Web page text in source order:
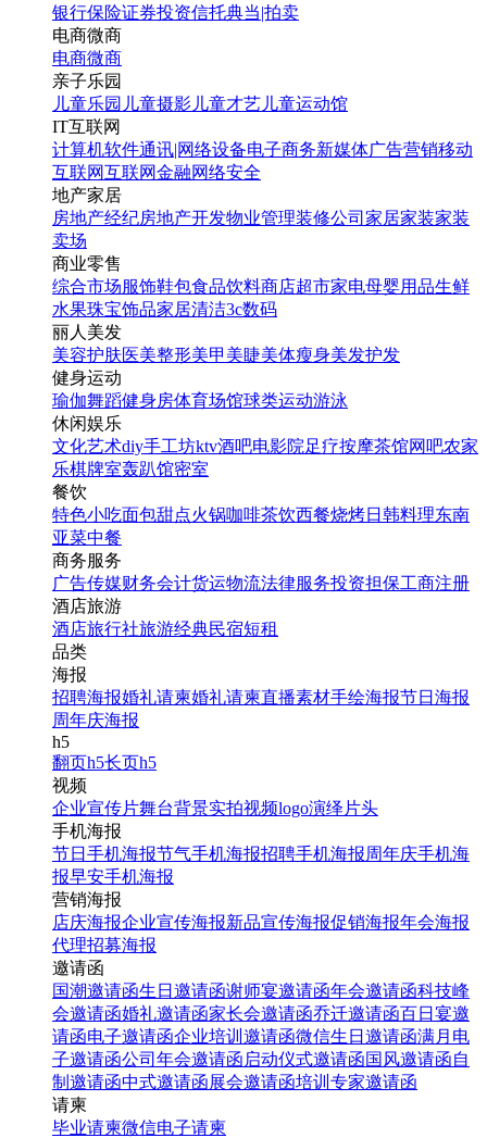
银行保险证券投资信托典当|拍卖
电商微商
电商微商
亲子乐园
儿童乐园 儿童摄影 儿童才艺 儿童运动馆
IT互联网
计算机软件通讯|网络设备电子商务新媒体广告营销移动
互联网互联网金融网络安全
地产家居
房地产经纪房地产开发物业管理装修公司 家居家装家装
卖场
商业零售
综合市场服饰鞋包食品饮料商店超市家电母婴用品生鲜
水果珠宝饰品家居清洁3c数码
丽人美发
美容护肤医美整形美甲美睫美体瘦身美发护发
健身运动
瑜伽舞蹈健身房体育场馆球类运动游泳
休闲娱乐
文化艺术diy手工坊ktv酒吧电影院足疗按摩茶馆网吧农家
乐棋牌室轰趴馆密室
餐饮
特色小吃面包甜点火锅咖啡茶饮西餐烧烤日韩料理东南
亚菜中餐
商务服务
广告传媒财务会计货运物流法律服务投资担保工商注册
酒店旅游
酒店旅行社旅游经典民宿短租
品类
海报
招聘海报婚礼请柬婚礼请柬直播素材手绘海报节日海报
周年庆海报
h5
翻页h5长页h5
视频
企业宣传片舞台背景实拍视频logo演绎 片头
手机海报
节日手机海报节气手机海报招聘手机海报周年庆手机海
报早安手机海报
营销海报
店庆海报企业宣传海报新品宣传海报促销海报年会海报
代理招募海报
邀请函
国潮邀请函生日邀请函谢师宴邀请函年会邀请函科技峰
会邀请函婚礼邀请函家长会邀请函乔迁邀请函百日宴邀
请函电子邀请函企业培训邀请函微信生日邀请函满月电
子邀请函公司年会邀请函 启动仪式邀请函国风邀请函自
制邀请函中式邀请函展会邀请函培训专家邀请函
请柬
毕业请柬微信电子请柬